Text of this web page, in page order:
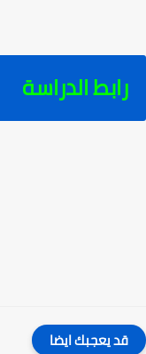
رابط الدراسة
قد يعجبك ايضا